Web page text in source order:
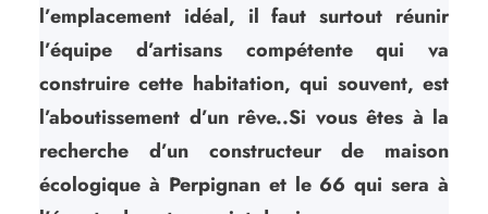
l’emplacement idéal, il faut surtout réunir
l’équipe d’artisans compétente qui va
construire cette habitation, qui souvent, est
l’aboutissement d’un rêve..Si vous êtes à la
recherche d’un constructeur de maison
écologique à Perpignan et le 66 qui sera à